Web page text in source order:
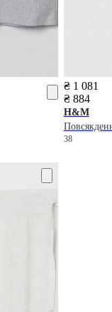
₴ 1 081
₴ 884
H&M
38